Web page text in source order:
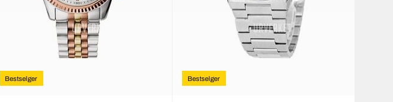
Bestselger Bestselger